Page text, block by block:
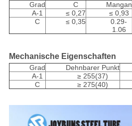
Grad C Mangan
A-1
≤ 0,27 ≤ 0,93
C
≤ 0,35
0.29-
1.06
Mechanische Eigenschaften
Grad Dehnbarer Punkt
A-1
≥ 255(37)
C
≥ 275(40)